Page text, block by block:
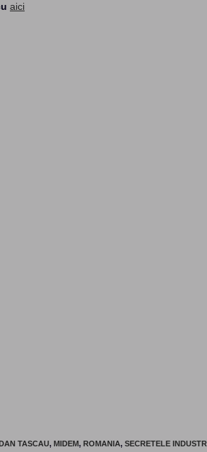
aici
TASCAU, MIDEM, ROMANIA, SECRETELE